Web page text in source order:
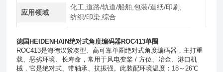
应用领域
化工,道路/轨道/船舶,包装/造纸/印刷,
纺织/印染,综合
德国HEIDENHAIN绝对式角度编码器ROC413单圈
ROC413是海德汉紧凑型、高可靠单圈绝对式角度编码器，主打重
载、恶劣环境、长寿命，常用于风电变桨 / 方位、冶金、港口机
械，它是绝对式、带轴承、抗振强。此装配环境温度：18～26℃